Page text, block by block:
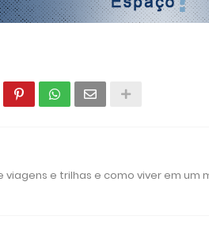
e trilhas e como viver em